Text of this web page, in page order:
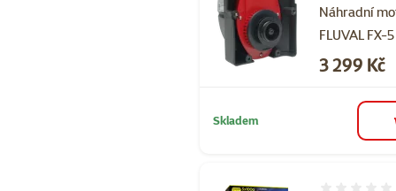
Náhradní
FLUVAL FX-
Cena
3 299 Kč
Skladem